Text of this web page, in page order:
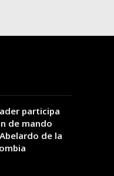
participa
de mando
de la